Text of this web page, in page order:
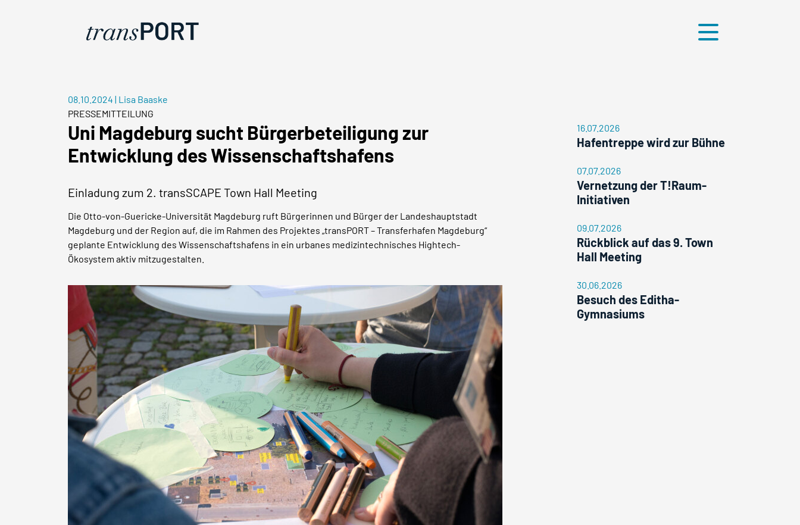
Menü
08.10.2024 | Lisa Baaske
PRESSEMITTEILUNG
Uni Magdeburg sucht Bürgerbeteiligung zur
Entwicklung des Wissenschaftshafens
Einladung zum 2. transSCAPE Town Hall Meeting
Die Otto-von-Guericke-Universität Magdeburg ruft Bürgerinnen und Bürger der Landeshauptstadt
Magdeburg und der Region auf, die im Rahmen des Projektes „transPORT – Transferhafen Magdeburg“
geplante Entwicklung des Wissenschaftshafens in ein urbanes medizintechnisches Hightech-
Ökosystem aktiv mitzugestalten.
16.07.2026
Hafentreppe wird zur Bühne
07.07.2026
Vernetzung der T!Raum-
Initiativen
09.07.2026
Rückblick auf das 9. Town
Hall Meeting
30.06.2026
Besuch des Editha-
Gymnasiums